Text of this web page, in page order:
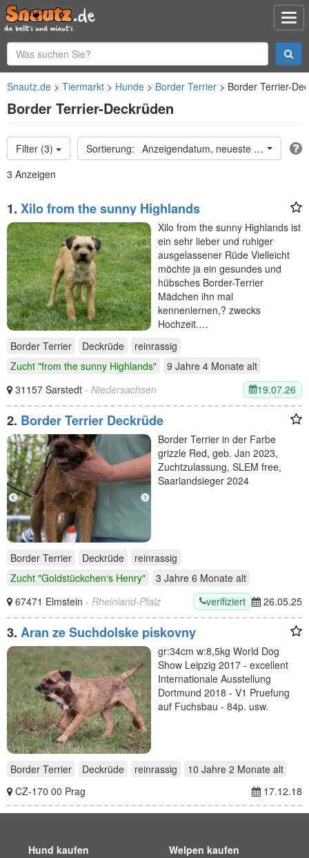
Snautz.de Tiermarkt Hunde Border Terrier Border Terrier-
Border Terrier-Deckrüden
Filter (3)
Anzeigendatum, neueste oben
3 Anzeigen
1. Xilo from the sunny Highlands
Xilo from the sunny Highlands ist
ein sehr lieber und ruhiger
ausgelassener Rüde Vielleicht
möchte ja ein gesundes und
hübsches Border-Terrier
Mädchen ihn mal
kennenlernen,? zwecks
Hochzeit.…
Border Terrier
Deckrüde
reinrassig
Zucht "from the sunny Highlands"
9 Jahre 4 Monate alt
31157 Sarstedt - Niedersachsen 19.07.26
2. Border Terrier Deckrüde
Border Terrier in der Farbe
grizzle Red, geb. Jan 2023,
Zuchtzulassung, SLEM free,
Saarlandsieger 2024
Border Terrier Deckrüde
reinrassig
Zucht "Goldstückchen‘s Henry"
3 Jahre 6 Monate alt
67471 Elmstein - Rheinland-Pfalz verifiziert 26.05.25
3. Aran ze Suchdolske piskovny
gr:34cm w:8,5kg World Dog
Show Leipzig 2017 - excellent
Internationale Ausstellung
Dortmund 2018 - V1 Pruefung
auf Fuchsbau - 84p. usw.
Border Terrier Deckrüde reinrassig 10 Jahre 2 Monate alt
CZ-170 00 Prag
17.12.18
Hund kaufen
Welpen kaufen